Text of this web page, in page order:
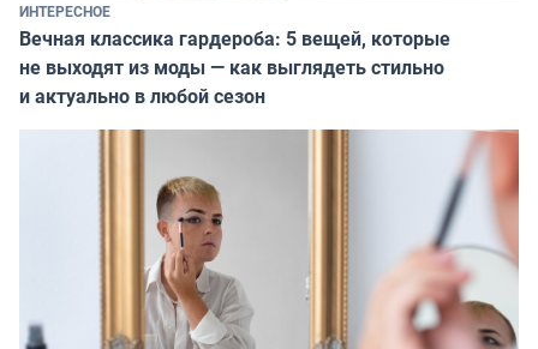
ИНТЕРЕСНОЕ
Вечная классика гардероба: 5 вещей, которые
не выходят из моды — как выглядеть стильно
и актуально в любой сезон